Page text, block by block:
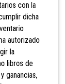
con la
dicha
autorizado
la
libros de
ganancias,